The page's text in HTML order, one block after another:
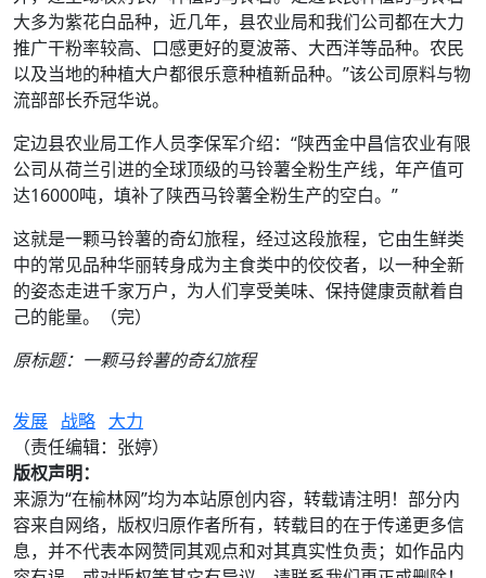
大多为紫花白品种，近几年，县农业局和我们公司都在大力
推广干粉率较高、口感更好的夏波蒂、大西洋等品种。农民
以及当地的种植大户都很乐意种植新品种。”该公司原料与物
流部部长乔冠华说。
定边县农业局工作人员李保军介绍：“陕西金中昌信农业有限
公司从荷兰引进的全球顶级的马铃薯全粉生产线，年产值可
达16000吨，填补了陕西马铃薯全粉生产的空白。”
这就是一颗马铃薯的奇幻旅程，经过这段旅程，它由生鲜类
中的常见品种华丽转身成为主食类中的佼佼者，以一种全新
的姿态走进千家万户，为人们享受美味、保持健康贡献着自
己的能量。（完）
原标题：一颗马铃薯的奇幻旅程
发展 战略 大力
（责任编辑：张婷）
版权声明：
来源为“在榆林网”均为本站原创内容，转载请注明！部分内
容来自网络，版权归原作者所有，转载目的在于传递更多信
息，并不代表本网赞同其观点和对其真实性负责；如作品内